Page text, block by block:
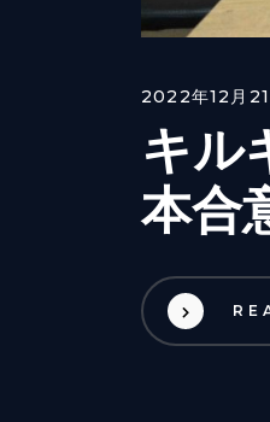
2022年12月21
キル
本合